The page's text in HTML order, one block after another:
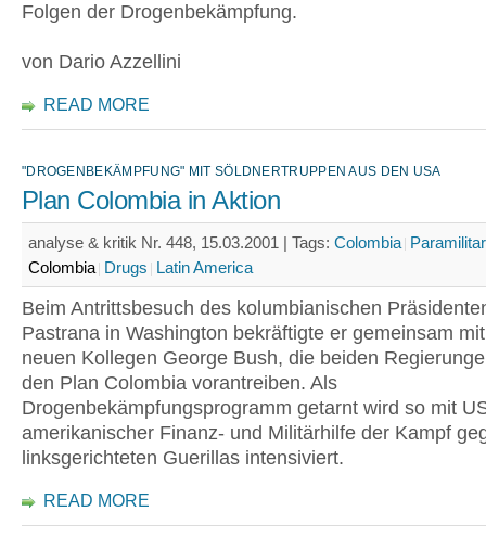
Folgen der Drogenbekämpfung.
von Dario Azzellini
READ MORE
"DROGENBEKÄMPFUNG" MIT SÖLDNERTRUPPEN AUS DEN USA
Plan Colombia in Aktion
analyse & kritik Nr. 448, 15.03.2001 | Tags: Colombia
Colombia Drugs Latin America
Beim Antrittsbesuch des kolumbianischen
Pastrana in Washington bekräftigte er gemeinsam
neuen Kollegen George Bush, die beiden
den Plan Colombia vorantreiben. Als
Drogenbekämpfungsprogramm getarnt wird so mit
amerikanischer Finanz- und Militärhilfe der Kampf
linksgerichteten Guerillas intensiviert.
READ MORE